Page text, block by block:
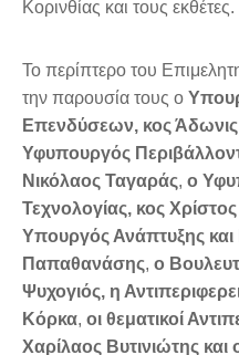
Κορινθίας και τους εκθέτες.
Το περίπτερο του
την παρουσία τους ο
Επενδύσεων, κος
Υφυπουργός
Νικόλαος Ταγαράς, ο
Τεχνολογίας, κος
Υπουργός Ανάπτυξης
Παπαθανάσης, o
Ψυχογιός, η
Κόρκα, οι θεματικοί
Χαρίλαος Βυτινιώτης